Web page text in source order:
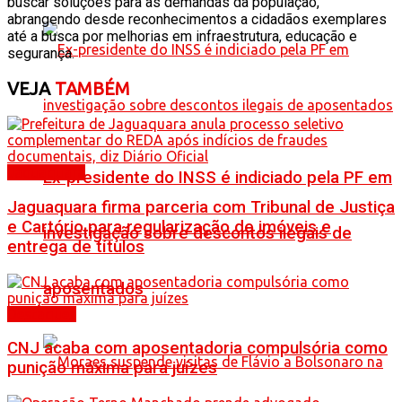
Ex-presidente do INSS é indiciado pela PF em
investigação sobre descontos ilegais de
aposentados
abrangendo desde reconhecimentos a cidadãos exemplares
até a busca por melhorias em infraestrutura, educação e
segurança.
VEJATAMBÉM
Jaguaquara firma parceria com Tribunal de Justiça
e Cartório para regularização de imóveis e
entrega de títulos
CNJ acaba com aposentadoria compulsória como
punição máxima para juízes